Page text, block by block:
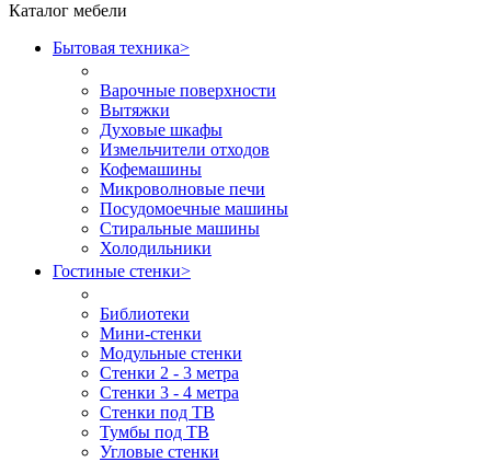
Каталог мебели
Бытовая техника>
Варочные поверхности
Вытяжки
Духовые шкафы
Измельчители отходов
Кофемашины
Микроволновые печи
Посудомоечные машины
Стиральные машины
Холодильники
Гостиные стенки>
Библиотеки
Мини-стенки
Модульные стенки
Стенки 2 - 3 метра
Стенки 3 - 4 метра
Стенки под ТВ
Тумбы под ТВ
Угловые стенки